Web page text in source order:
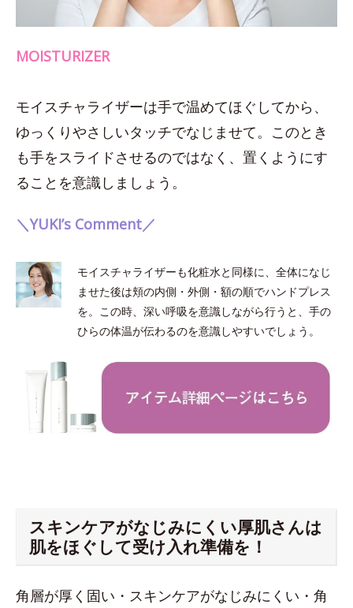
MOISTURIZER
モイスチャライザーは手で温めてほぐしてから、
ゆっくりやさしいタッチでなじませて。このとき
も手をスライドさせるのではなく、置くようにす
ることを意識しましょう。
＼YUKI’s Comment／
モイスチャライザーも化粧水と同様に、全体になじ
ませた後は頬の内側・外側・額の順でハンドプレス
を。この時、深い呼吸を意識しながら行うと、手の
ひらの体温が伝わるのを意識しやすいでしょう。
スキンケアがなじみにくい厚肌さんは
肌をほぐして受け入れ準備を！
角層が厚く固い・スキンケアがなじみにくい・角